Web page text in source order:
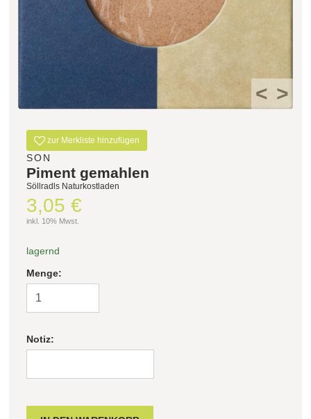
< >
zur Merkliste hinzufügen
SON
Piment gemahlen
Söllradls Naturkostladen
3,05 €
inkl. 10% Mwst.
lagernd
Menge:
Notiz: